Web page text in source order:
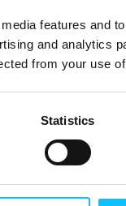
features and
and analytics
from your use
Statistics
Plaza -
hengen.
tapahtuma
turvallisille